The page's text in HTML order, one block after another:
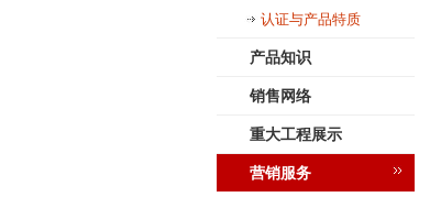
认证与产品特质
产品知识
销售网络
重大工程展示
营销服务